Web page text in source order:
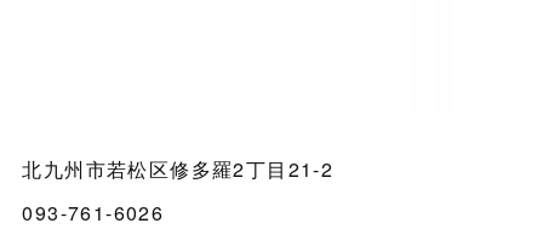
北九州市若松区修多羅2丁目21-2
093-761-6026